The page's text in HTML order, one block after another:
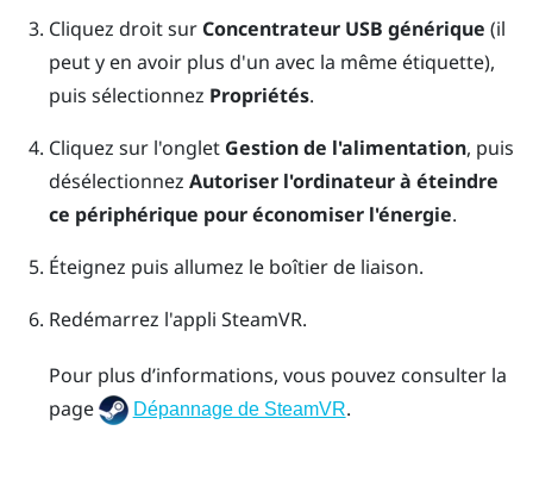
Cliquez droit sur Concentrateur USB générique (il
peut y en avoir plus d'un avec la même étiquette),
puis sélectionnez Propriétés.
Cliquez sur l'onglet Gestion de l'alimentation, puis
désélectionnez Autoriser l'ordinateur à éteindre
ce périphérique pour économiser l'énergie.
Éteignez puis allumez le boîtier de liaison.
Redémarrez l'appli SteamVR.
Pour plus d’informations, vous pouvez consulter la
page
Dépannage de SteamVR.